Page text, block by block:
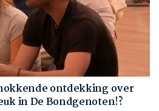
ontdekking over
in De Bondgenoten!?